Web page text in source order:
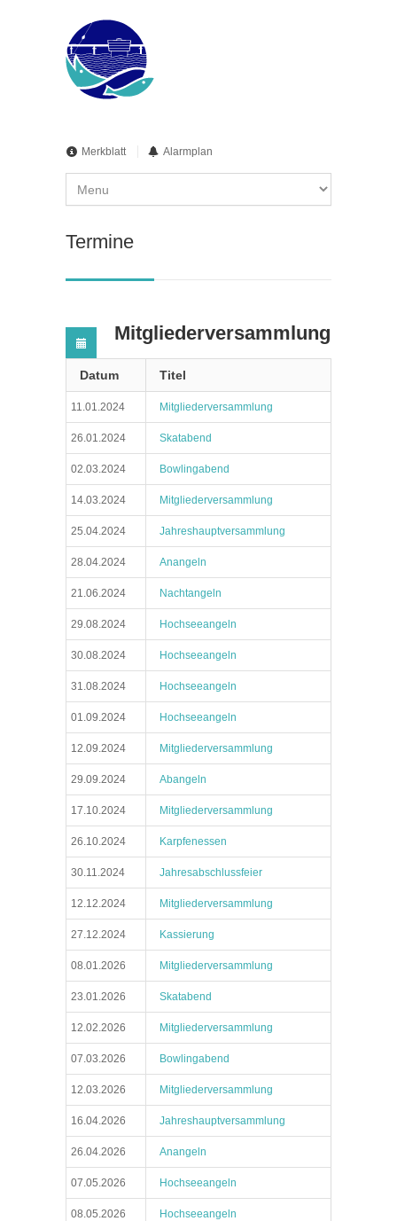
Merkblatt Alarmplan
Termine
Mitgliederversammlung
Datum Titel
11.01.2024 Mitgliederversammlung
26.01.2024 Skatabend
02.03.2024 Bowlingabend
14.03.2024 Mitgliederversammlung
25.04.2024 Jahreshauptversammlung
28.04.2024 Anangeln
21.06.2024 Nachtangeln
29.08.2024 Hochseeangeln
30.08.2024 Hochseeangeln
31.08.2024 Hochseeangeln
01.09.2024 Hochseeangeln
12.09.2024 Mitgliederversammlung
29.09.2024 Abangeln
17.10.2024 Mitgliederversammlung
26.10.2024 Karpfenessen
30.11.2024 Jahresabschlussfeier
12.12.2024 Mitgliederversammlung
27.12.2024 Kassierung
08.01.2026 Mitgliederversammlung
23.01.2026 Skatabend
12.02.2026 Mitgliederversammlung
07.03.2026 Bowlingabend
12.03.2026 Mitgliederversammlung
16.04.2026 Jahreshauptversammlung
26.04.2026 Anangeln
07.05.2026 Hochseeangeln
08.05.2026 Hochseeangeln